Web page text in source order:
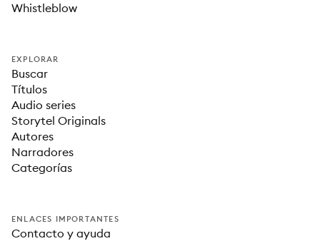
Whistleblow
EXPLORAR
Buscar
Títulos
Audio series
Storytel Originals
Autores
Narradores
Categorías
ENLACES IMPORTANTES
Contacto y ayuda